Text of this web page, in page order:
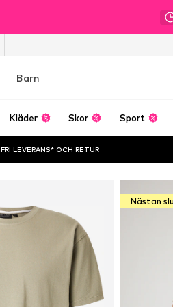
Barn
Kläder Skor Sport
FRI LEVERANS* OCH RETUR
Nästan